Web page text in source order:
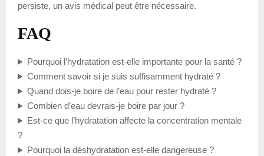
persiste, un avis médical peut être nécessaire.
FAQ
Pourquoi l’hydratation est-elle importante pour la santé ?
Comment savoir si je suis suffisamment hydraté ?
Quand dois-je boire de l’eau pour rester hydraté ?
Combien d’eau devrais-je boire par jour ?
Est-ce que l’hydratation affecte la concentration mentale
?
Pourquoi la déshydratation est-elle dangereuse ?